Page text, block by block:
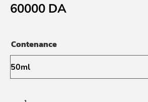
60000 DA
Contenance